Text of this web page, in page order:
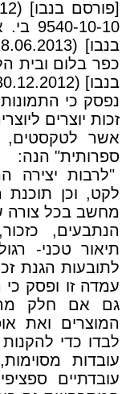
כפר בלום ובית
בנבו] (30.12.2012)).
נפסק כי
זכות יוצרים
ספרותית" הנה:
"לרבות
לקט, וכן
מחשב בכל צורה
הנתבעים,
תיאור טכני-
לתובעות הגנת
עמדה זו ופסק
גם אם חלק
המוצרים ואת
לבדו כדי
עובדות
עובדתיים